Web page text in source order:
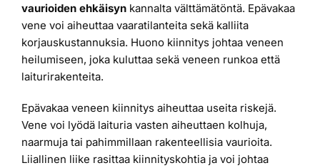
vaurioiden ehkäisyn kannalta välttämätöntä. Epävakaa
vene voi aiheuttaa vaaratilanteita sekä kalliita
korjauskustannuksia. Huono kiinnitys johtaa veneen
heilumiseen, joka kuluttaa sekä veneen runkoa että
laiturirakenteita.
Epävakaa veneen kiinnitys aiheuttaa useita riskejä.
Vene voi lyödä laituria vasten aiheuttaen kolhuja,
naarmuja tai pahimmillaan rakenteellisia vaurioita.
Liiallinen liike rasittaa kiinnityskohtia ja voi johtaa